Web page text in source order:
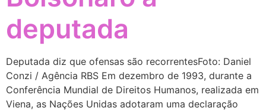
deputada
Deputada diz que ofensas são recorrentesFoto: Daniel
Conzi / Agência RBS Em dezembro de 1993, durante a
Conferência Mundial de Direitos Humanos, realizada em
Viena, as Nações Unidas adotaram uma declaração